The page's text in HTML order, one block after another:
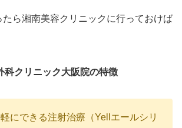
ら湘南美容クリニックに行っておけば
科クリニック大阪院の特徴
にできる注射治療（Yellエールシリ